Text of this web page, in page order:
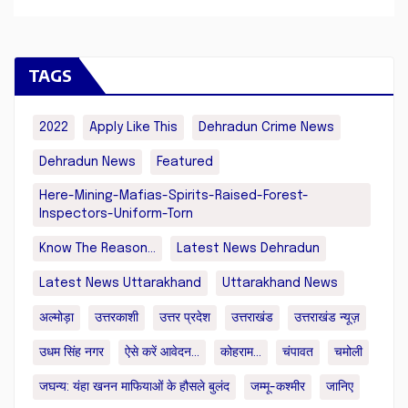
TAGS
2022 Apply Like This Dehradun Crime News
Dehradun News Featured
Here-Mining-Mafias-Spirits-Raised-Forest-
Inspectors-Uniform-Torn
Know The Reason... Latest News Dehradun
Latest News Uttarakhand Uttarakhand News
अल्मोड़ा उत्तरकाशी उत्तर प्रदेश उत्तराखंड उत्तराखंड न्यूज़
उधम सिंह नगर ऐसे करें आवेदन... कोहराम... चंपावत चमोली
जघन्य: यंहा खनन माफियाओं के हौसले बुलंद जम्मू-कश्मीर जानिए